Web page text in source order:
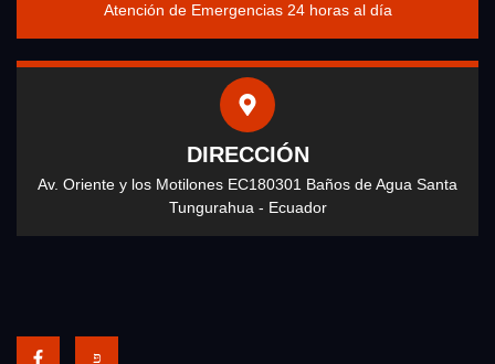
Atención de Emergencias 24 horas al día
DIRECCIÓN
Av. Oriente y los Motilones EC180301 Baños de Agua Santa
Tungurahua - Ecuador